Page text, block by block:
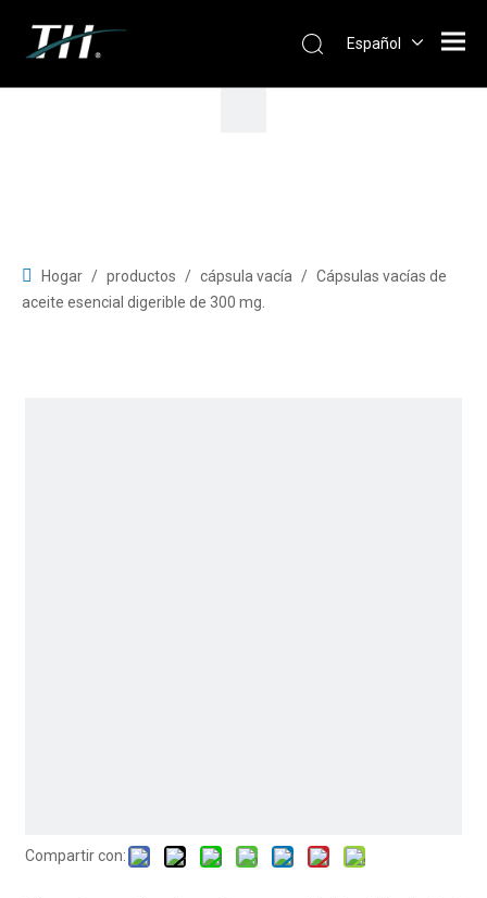
Español
Hogar / productos / cápsula vacía / Cápsulas vacías de
aceite esencial digerible de 300 mg.
Compartir con: